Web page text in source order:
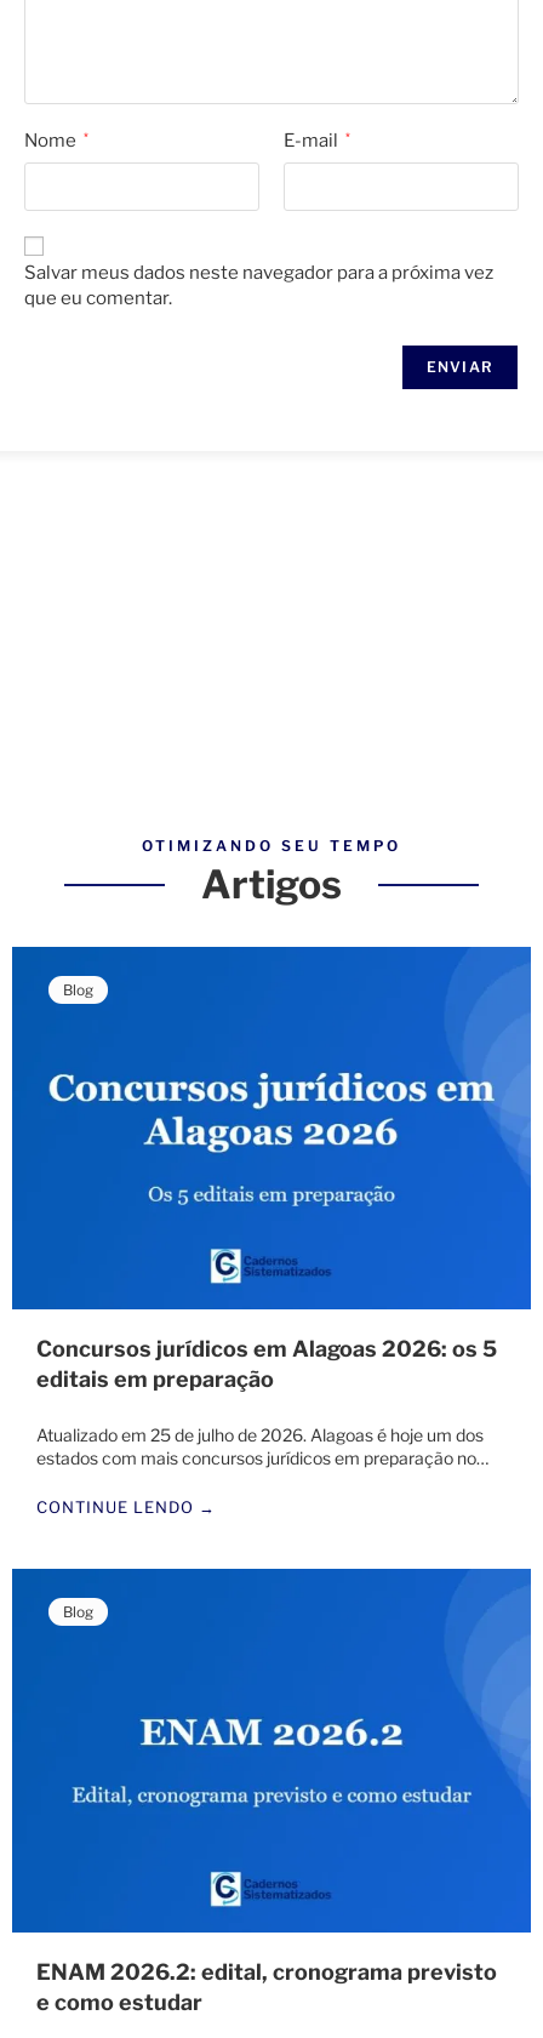
Nome * E-mail *
Salvar meus dados neste navegador para a próxima vez
que eu comentar.
OTIMIZANDO SEU TEMPO
Artigos
Blog
Concursos jurídicos em Alagoas 2026: os 5
editais em preparação
Atualizado em 25 de julho de 2026. Alagoas é hoje um dos
estados com mais concursos jurídicos em preparação no…
CONTINUE LENDO →
Blog
ENAM 2026.2: edital, cronograma previsto
e como estudar